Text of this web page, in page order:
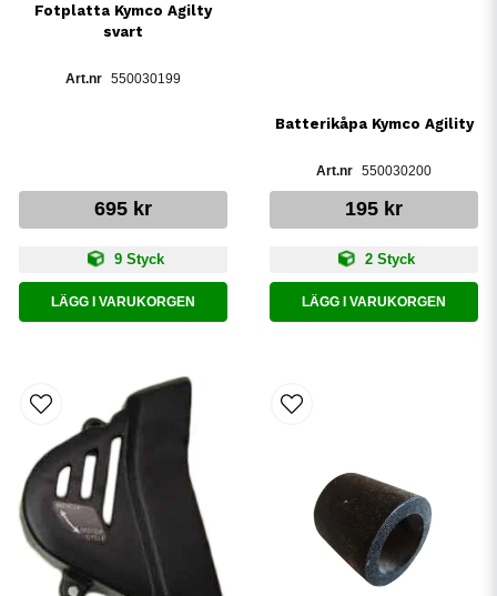
Fotplatta Kymco Agilty
svart
550030199
695 kr
9 Styck
LÄGG I VARUKORGEN
Batterikåpa Kymco Agility
550030200
195 kr
2 Styck
LÄGG I VARUKORGEN